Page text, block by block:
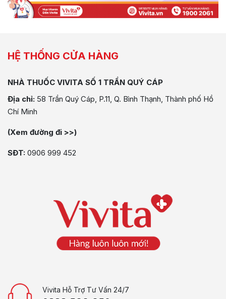
HỆ THỐNG CỬA HÀNG
NHÀ THUỐC VIVITA SỐ 1 TRẦN QUÝ CÁP
Địa chỉ: 58 Trần Quý Cáp, P.11, Q. Bình Thạnh, Thành phố Hồ
Chí Minh
(Xem đường đi >>)
SĐT: 0906 999 452
Vivita Hỗ Trợ Tư Vấn 24/7